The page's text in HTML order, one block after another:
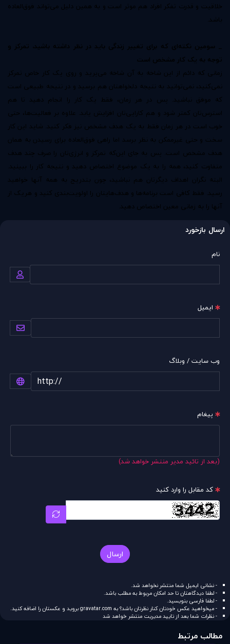
خلاقیت و قدرت تفکر افراد هم موثر است و به همین دلیل می‌تواند فوق‌العاده
باشد.
_ سومین نکته‌ای که برای تغییر زندگی باید در نظر داشته باشید، تمرکز و
توجه به یک کار مشخص است
زمانی که دائم از این شاخه به آن شاخه می‌پرید و روی یک کار خاص تمرکز
نمی‌کنید، نمی‌توانید به نتیجه دلخواهتان هم برسید و در نتیجه طبیعی است
که موفق نباشید. پس در هر زمان، فقط یک کار را انجام دهید تا هم
استرس‌تان کمتر شود و هم کارایی‌تان افزایش یابد. علاوه بر فعالیت‌ها، حتی
خوب است در هر زمان فقط به یک هدف مشخص نیز فکر کنید. شاید این کار
سخت و حتی غیرممکن به نظر برسد اما راهی فوق‌العاده برای رسیدن به همان
هدف مشخص است. پس به جای این‌که تمرکز و انرژی‌تان را صرف چند هدف
متفاوت کنید، همه را به یک موضوع اختصاص دهید و نتیجه کار را ببینید.
البته نگران اهداف دیگرتان هم نباشید، چون بتدریج به همه آنها خواهید
رسید. فقط کافی است برنامه‌ها و هدف‌هایتان را اولویت‌بندی کنید و هریک از
آنها را به زمانی معین اختصاص دهید.
ارسال بازخورد
نام
ایمیل
وب سایت / وبلاگ
پیغام
(بعد از تائید مدیر منتشر خواهد شد)
کد مقابل را وارد کنید
ارسال
- نشانی ایمیل شما منتشر نخواهد شد.
- لطفا دیدگاهتان تا حد امکان مربوط به مطلب باشد.
- لطفا فارسی بنویسید.
- میخواهید عکس خودتان کنار نظرتان باشد؟ به gravatar.comبروید و عکستان را اضافه کنید.
- نظرات شما بعد از تایید مدیریت منتشر خواهد شد
مطالب مرتبط